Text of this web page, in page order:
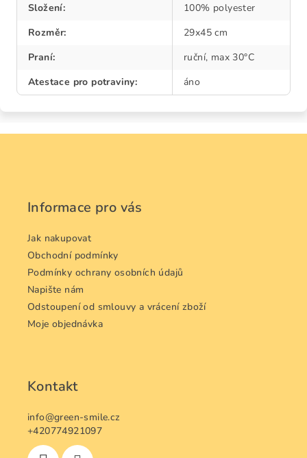
Složení:
100% polyester
Rozměr:
29x45 cm
Praní:
ruční, max 30°C
Atestace pro potraviny: áno
Informace pro vás
Jak nakupovat
Obchodní podmínky
Podmínky ochrany osobních údajů
Napište nám
Odstoupení od smlouvy a vrácení zboží
Moje objednávka
Kontakt
info@green-smile.cz
+420774921097